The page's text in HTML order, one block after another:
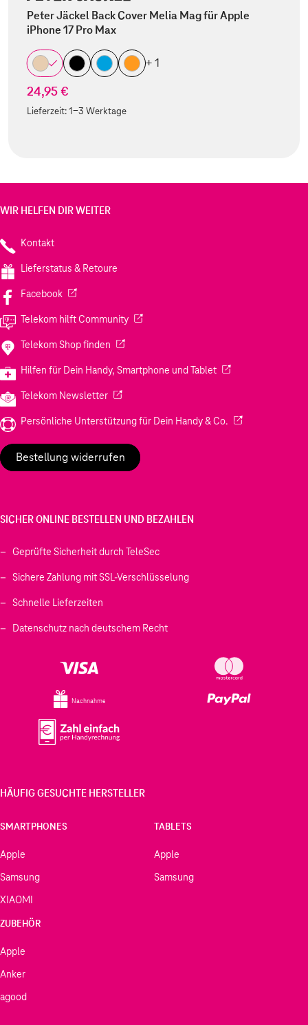
Peter Jäckel Back Cover Melia Mag für Apple
iPhone 17 Pro Max
+ 1
24,95 €
Lieferzeit:1-3 Werktage
WIR HELFEN DIR WEITER
Kontakt
Lieferstatus & Retoure
Facebook(Wird in einem neuen Tab geöffnet)
Telekom hilft Community(Wird in einem neuen Tab geöffnet)
Telekom Shop finden (Wird in einem neuen Tab geöffnet)
Hilfen für Dein Handy, Smartphone und Tablet(Wird in einem
Telekom Newsletter(Wird in einem neuen Tab geöffnet)
Persönliche Unterstützung für Dein Handy & Co. (Wird in einem
Bestellung widerrufen
SICHER ONLINE BESTELLEN UND BEZAHLEN
Geprüfte Sicherheit durch TeleSec
Sichere Zahlung mit SSL-Verschlüsselung
Schnelle Lieferzeiten
Datenschutz nach deutschem Recht
Nachnahme
HÄUFIG GESUCHTE HERSTELLER
SMARTPHONES
Apple
Samsung
XIAOMI
TABLETS
Apple
Samsung
ZUBEHÖR
Apple
Anker
agood